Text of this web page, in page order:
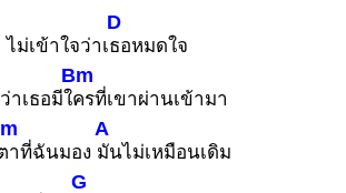
ไม่เข้าใจว่าเ
D
ธอหมดใจ
าเธอมีใ
Bm
ครที่เขาผ่านเข้ามา
าที่ฉันมอง
A
มันไม่เหมือนเดิม
G